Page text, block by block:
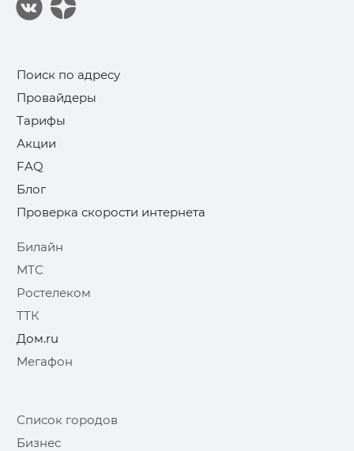
Поиск по адресу
Провайдеры
Тарифы
Акции
FAQ
Блог
Проверка скорости интернета
Билайн
МТС
Ростелеком
ТТК
Дом.ru
Мегафон
Список городов
Бизнес